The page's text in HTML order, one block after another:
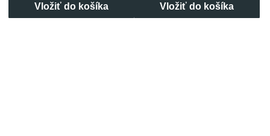
Vložiť do košíka Vložiť do košíka